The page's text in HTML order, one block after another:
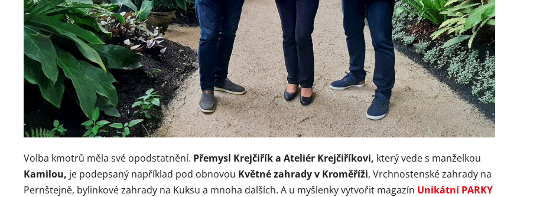
Volba kmotrů měla své opodstatnění. Přemysl Krejčiřík a Ateliér Krejčiříkovi, který vede s manželkou
Kamilou, je podepsaný například pod obnovou Květné zahrady v Kroměříži, Vrchnostenské zahrady na
Pernštejně, bylinkové zahrady na Kuksu a mnoha dalších. A u myšlenky vytvořit magazín Unikátní PARKY